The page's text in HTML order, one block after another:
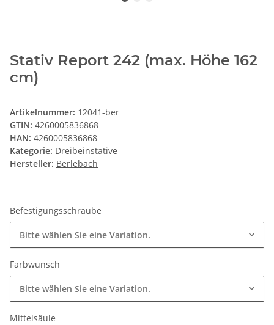
Stativ Report 242 (max. Höhe 162
cm)
Artikelnummer: 12041-ber
GTIN: 4260005836868
HAN: 4260005836868
Kategorie: Dreibeinstative
Hersteller: Berlebach
Befestigungsschraube
Bitte wählen Sie eine Variation.
Farbwunsch
Bitte wählen Sie eine Variation.
Mittelsäule